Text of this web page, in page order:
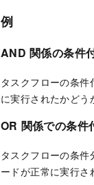
例
AND 関係の条件
タスクフローの条
に実行されたかどう
OR 関係での条件
タスクフローの条件
ードが正常に実行さ